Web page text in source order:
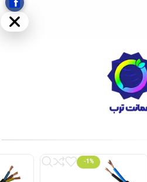
-1%